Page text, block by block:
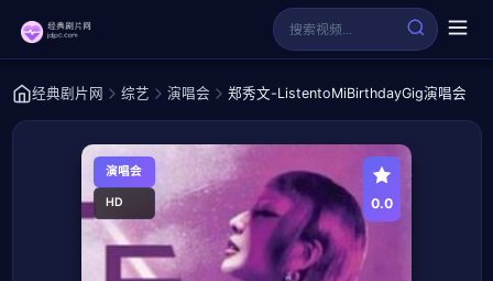
经典剧片网 综艺 演唱会 郑秀文-ListentoMiBirthdayGig演唱会
演唱会
HD 0.0